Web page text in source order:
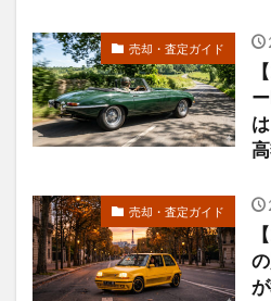
売却・査定ガイド
売却・査定ガイド